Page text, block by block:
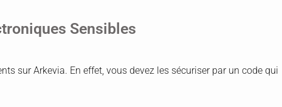
Sensibles
sur Arkevia. En effet, vous devez les sécuriser par un code qui